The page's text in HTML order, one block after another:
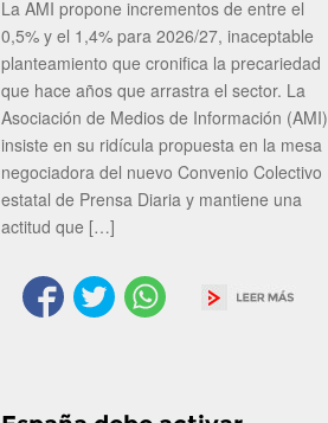
La AMI propone incrementos de entre el
0,5% y el 1,4% para 2026/27, inaceptable
planteamiento que cronifica la precariedad
que hace años que arrastra el sector. La
Asociación de Medios de Información (AMI)
insiste en su ridícula propuesta en la mesa
negociadora del nuevo Convenio Colectivo
estatal de Prensa Diaria y mantiene una
actitud que […]